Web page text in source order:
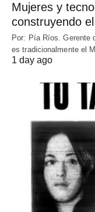
Mujeres y
construyendo
Por: Pía Ríos. Gerente
es tradicionalmente el
1 day ago